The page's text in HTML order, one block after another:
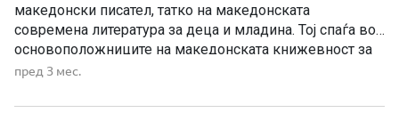
македонски писател, татко на македонската
современа литература за деца и младина. Тој спаѓа во
основоположниците на македонската книжевност за
деца и е најистакнат претставник во периодот
и поеми, раскази и романи се исполнети со теми и
пред 3 мес.